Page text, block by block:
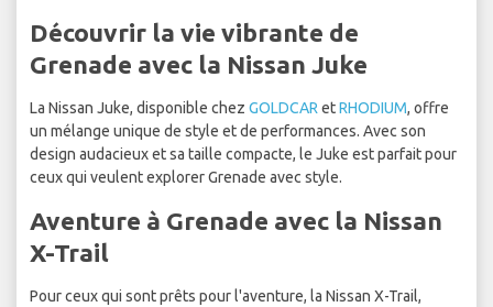
Découvrir la vie vibrante de
Grenade avec la Nissan Juke
La Nissan Juke, disponible chez GOLDCAR etRHODIUM, offre
un mélange unique de style et de performances. Avec son
design audacieux et sa taille compacte, le Juke est parfait pour
ceux qui veulent explorer Grenade avec style.
Aventure à Grenade avec la Nissan
X-Trail
Pour ceux qui sont prêts pour l'aventure, la Nissan X-Trail,